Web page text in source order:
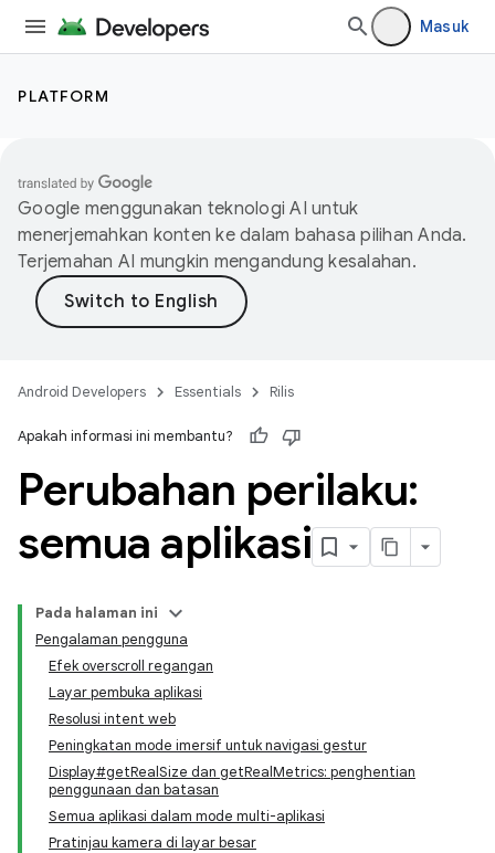
Masuk
PLATFORM
Google menggunakan teknologi AI untuk
menerjemahkan konten ke dalam bahasa pilihan Anda.
Terjemahan AI mungkin mengandung kesalahan.
Android Developers Essentials Rilis
Apakah informasi ini membantu?
Perubahan perilaku:
semua aplikasi
Pada halaman ini
Pengalaman pengguna
Efek overscroll regangan
Layar pembuka aplikasi
Resolusi intent web
Peningkatan mode imersif untuk navigasi gestur
Display#getRealSize dan getRealMetrics: penghentian
penggunaan dan batasan
Semua aplikasi dalam mode multi-aplikasi
Pratinjau kamera di layar besar